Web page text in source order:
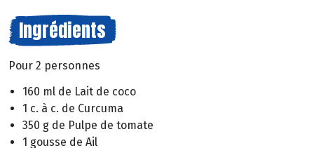
Ingrédients
Pour 2 personnes
160 ml de Lait de coco
1 c. à c. de Curcuma
350 g de Pulpe de tomate
1 gousse de Ail